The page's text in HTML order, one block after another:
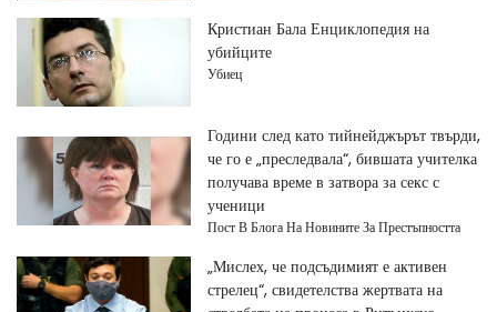
Кристиан Бала Енциклопедия на
убийците
Убиец
Години след като тийнейджърът твърди,
че го е „преследвала“, бившата учителка
получава време в затвора за секс с
ученици
Пост В Блога На Новините За Престъпността
„Мислех, че подсъдимият е активен
стрелец“, свидетелства жертвата на